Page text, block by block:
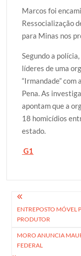
Marcos foi
Ressocialização
para Minas nos
Segundo a
líderes de uma
“Irmandade”
Pena. As
apontam que a
18 homicídios
estado.
G1
Navegação
de
Post
ENTREPOSTO MÓVEL
PRODUTOR
MORO ANUNCIA
FEDERAL